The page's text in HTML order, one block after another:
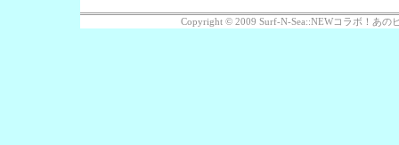
Copyright © 2009 Surf-N-Sea::NEWコラボ！あの